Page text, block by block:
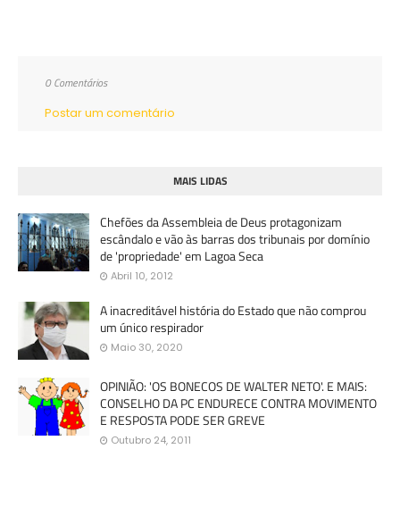
0 Comentários
Postar um comentário
MAIS LIDAS
Chefões da Assembleia de Deus protagonizam
escândalo e vão às barras dos tribunais por domínio
de 'propriedade' em Lagoa Seca
Abril 10, 2012
A inacreditável história do Estado que não comprou
um único respirador
Maio 30, 2020
OPINIÃO: 'OS BONECOS DE WALTER NETO'. E MAIS:
CONSELHO DA PC ENDURECE CONTRA MOVIMENTO
E RESPOSTA PODE SER GREVE
Outubro 24, 2011